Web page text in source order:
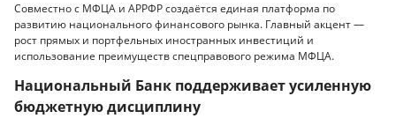
Совместно с МФЦА и АРРФР создаётся единая платформа по
развитию национального финансового рынка. Главный акцент —
рост прямых и портфельных иностранных инвестиций и
использование преимуществ спецправового режима МФЦА.
Национальный Банк поддерживает усиленную
бюджетную дисциплину